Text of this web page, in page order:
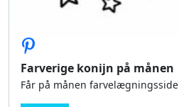
Farverige konijn på månen
Får på månen farvelægningsside